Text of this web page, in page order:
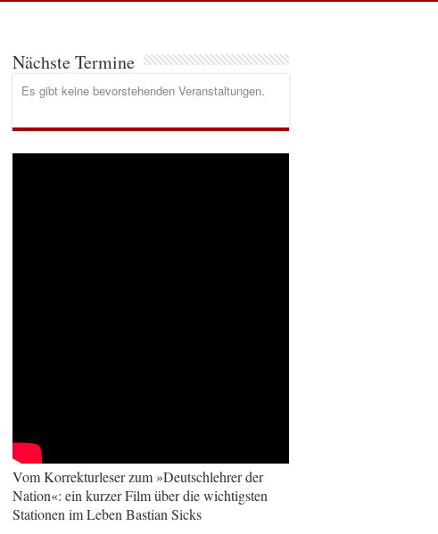
Nächste Termine
Es gibt keine bevorstehenden Veranstaltungen.
Vom Korrekturleser zum »Deutschlehrer der
Nation«: ein kurzer Film über die wichtigsten
Stationen im Leben Bastian Sicks